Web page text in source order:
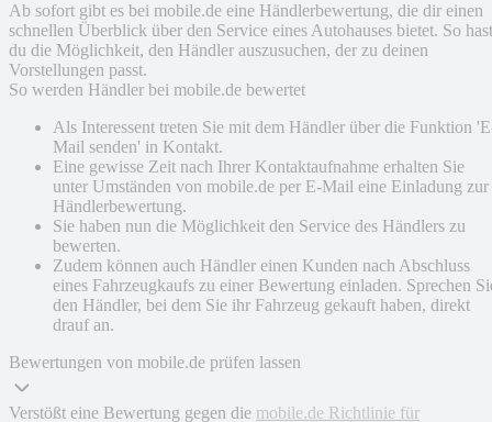
Ab sofort gibt es bei mobile.de eine Händlerbewertung, die dir einen
schnellen Überblick über den Service eines Autohauses bietet. So hast
du die Möglichkeit, den Händler auszusuchen, der zu deinen
Vorstellungen passt.
So werden Händler bei mobile.de bewertet
Als Interessent treten Sie mit dem Händler über die Funktion
Mail senden' in Kontakt.
Eine gewisse Zeit nach Ihrer Kontaktaufnahme erhalten Sie
unter Umständen von mobile.de per E-Mail eine Einladung zur
Händlerbewertung.
Sie haben nun die Möglichkeit den Service des Händlers zu
bewerten.
Zudem können auch Händler einen Kunden nach Abschluss
eines Fahrzeugkaufs zu einer Bewertung einladen. Sprechen
den Händler, bei dem Sie ihr Fahrzeug gekauft haben, direkt
drauf an.
Bewertungen von mobile.de prüfen lassen
Verstößt eine Bewertung gegen die mobile.de Richtlinie für